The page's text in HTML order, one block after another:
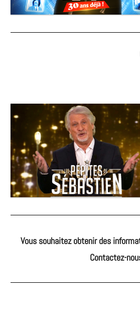
Vous souhaitez obtenir des
Contactez-